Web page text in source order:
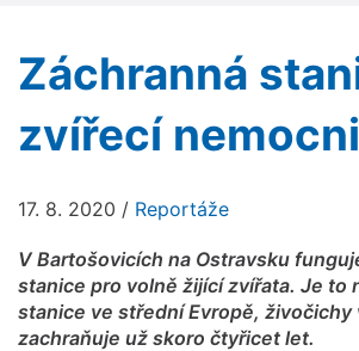
Záchranná
zvířecí
17. 8. 2020 / Reportáže
V Bartošovicích na Ostravsku
stanice pro volně žijící zvířata. Je to
stanice ve střední Evropě, živočichy
zachraňuje už skoro čtyřicet let.